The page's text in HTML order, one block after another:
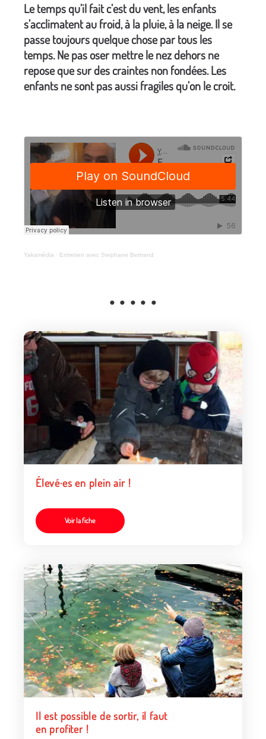
Le temps qu’il fait c’est du vent, les enfants
s’acclimatent au froid, à la pluie, à la neige. Il se
passe toujours quelque chose par tous les
temps. Ne pas oser mettre le nez dehors ne
repose que sur des craintes non fondées. Les
enfants ne sont pas aussi fragiles qu’on le croit.
Yakamédia · Entretien avec Stephane Bertrand
• • • • •
Élevé·es en plein air !
Voir la fiche
Il est possible de sortir, il faut
en profiter !